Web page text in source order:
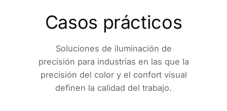
Casos prácticos
Soluciones de iluminación de
precisión para industrias en las que la
precisión del color y el confort visual
definen la calidad del trabajo.